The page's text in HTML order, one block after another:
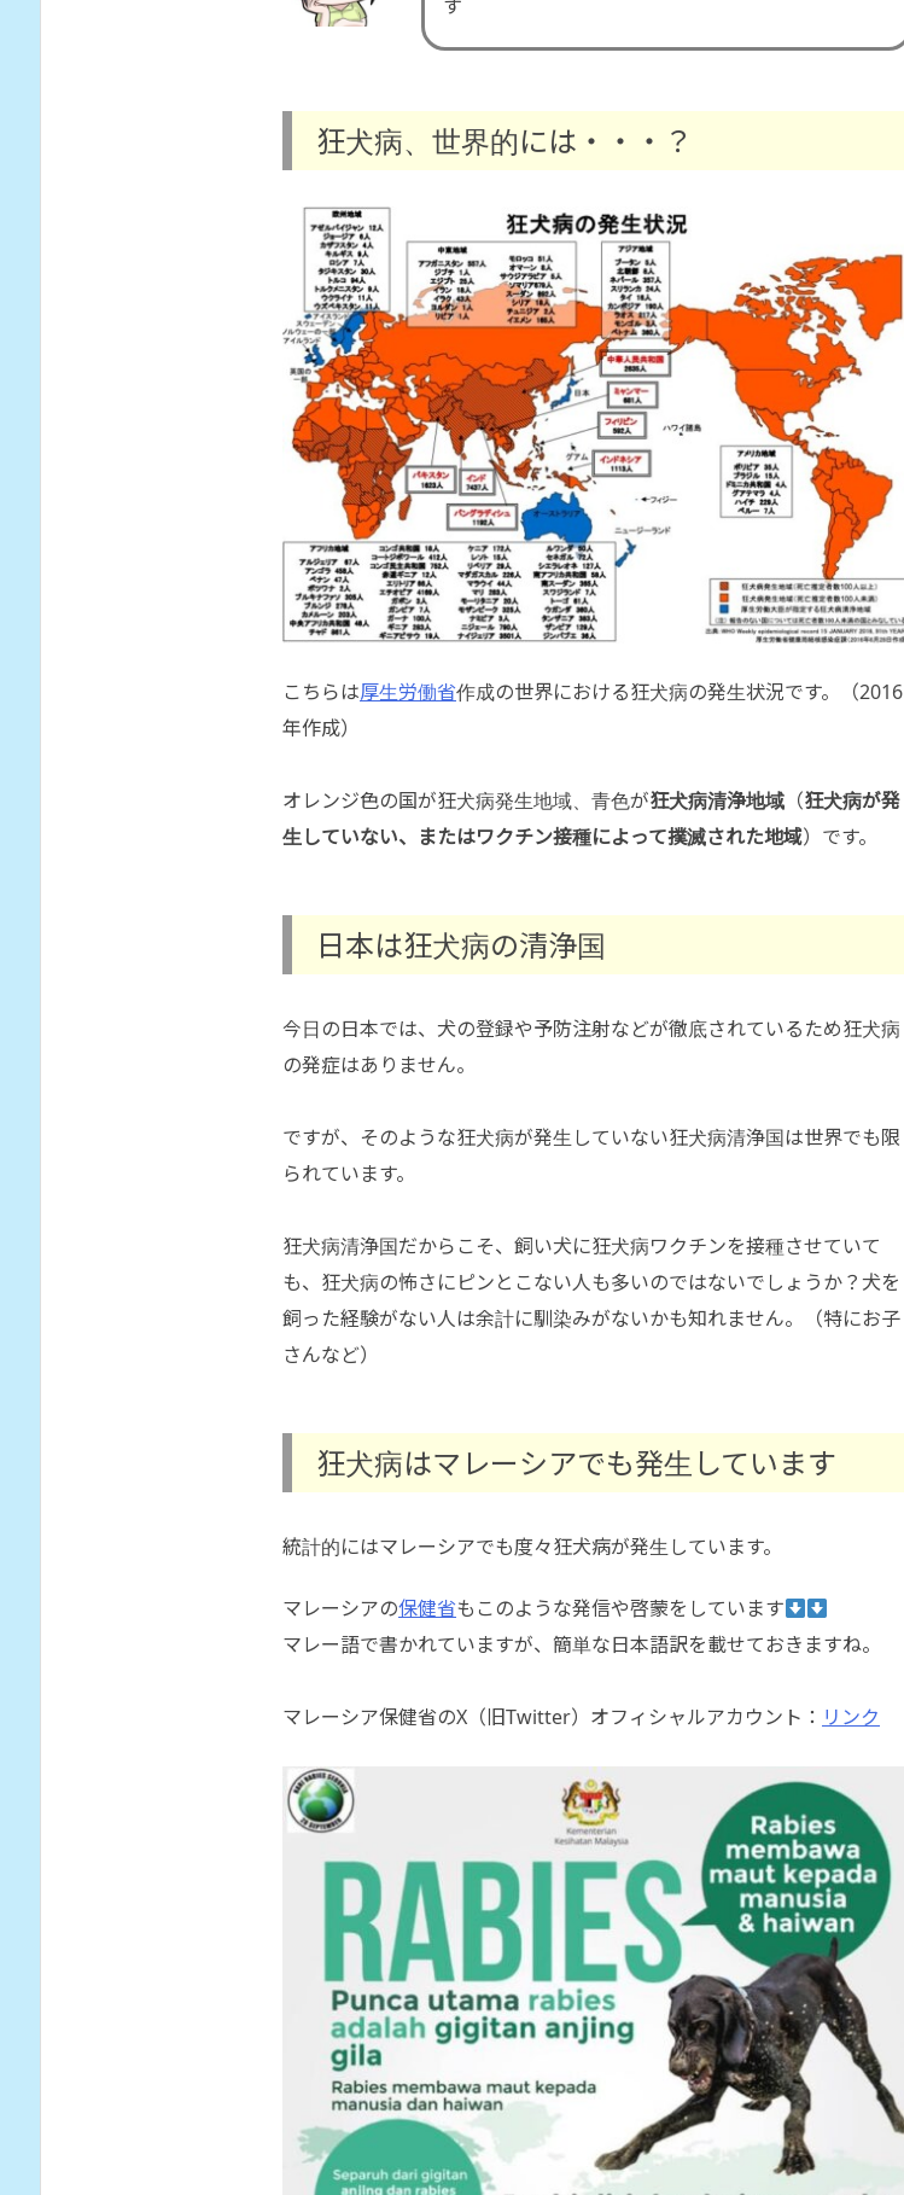
す
狂犬病、世界的には・・・？
こちらは厚生労働省作成の世界における狂犬病の発生状況です。（2016
年作成）
オレンジ色の国が狂犬病発生地域、青色が狂犬病清浄地域 （狂犬病が発
生していない、またはワクチン接種によって撲滅された地域）です。
日本は狂犬病の清浄国
今日の日本では、犬の登録や予防注射などが徹底されているため狂犬病
の発症はありません。
ですが、そのような狂犬病が発生していない狂犬病清浄国は世界でも限
られています。
狂犬病清浄国だからこそ、飼い犬に狂犬病ワクチンを接種させていて
も、狂犬病の怖さにピンとこない人も多いのではないでしょうか？犬を
飼った経験がない人は余計に馴染みがないかも知れません。（特にお子
さんなど）
狂犬病はマレーシアでも発生しています
統計的にはマレーシアでも度々狂犬病が発生しています。
マレーシアの保健省もこのような発信や啓蒙をしています
マレー語で書かれていますが、簡単な日本語訳を載せておきますね。
マレーシア保健省のX（旧Twitter）オフィシャルアカウント： リンク